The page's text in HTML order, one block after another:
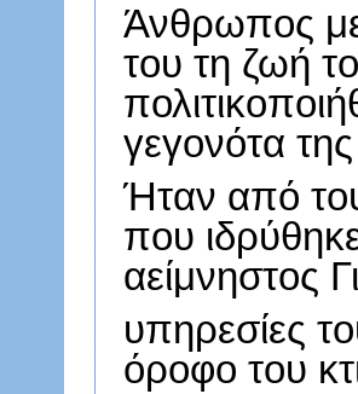
Άνθρωπος με
του τη ζωή
γεγονότα
Ήταν από
που
αείμνηστος
υπηρεσίες
όροφο του